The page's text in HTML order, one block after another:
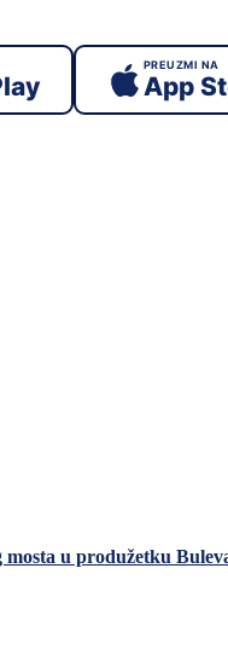
PREUZMI NA
App
u produžetku